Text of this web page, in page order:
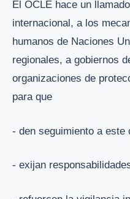
El OCLE hace un
internacional, a los
humanos de Naciones
regionales, a gobiernos
organizaciones de
para que
- den seguimiento a este
- exijan